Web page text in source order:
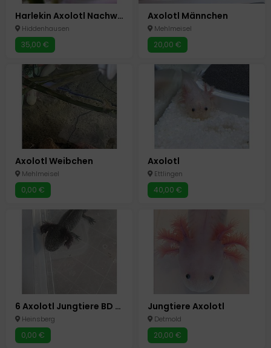
Harlekin Axolotl Nachwuchs
Hiddenhausen
35,00 €
Axolotl Männchen
Mehlmeisel
20,00 €
Axolotl Weibchen
Mehlmeisel
0,00 €
Axolotl
Ettlingen
40,00 €
6 Axolotl Jungtiere BD FREI
Heinsberg
0,00 €
Jungtiere Axolotl
Detmold
20,00 €